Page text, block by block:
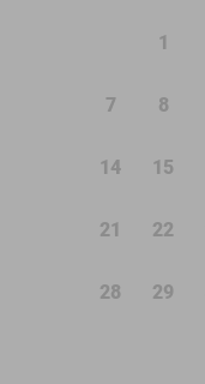
1
7 8
14 15
21 22
28 29